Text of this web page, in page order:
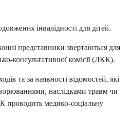
інвалідності для дітей.
представники звертаються для
консультативної комісії (ЛКК).
та за наявності відомостей, які
наслідками травм чи
проводить медико-соціальну